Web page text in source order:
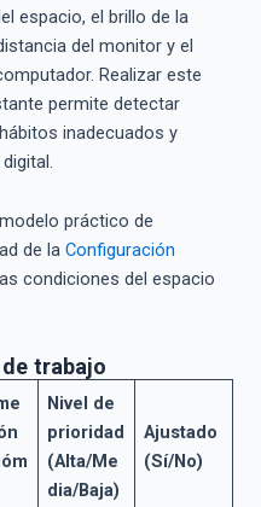
espacio, el brillo de la
del monitor y el
Realizar este
permite detectar
inadecuados y
práctico de
de la Configuración
condiciones del espacio
trabajo
Nivel de
prioridad
(Alta/Me
dia/Baja)
Ajustado
(Sí/No)